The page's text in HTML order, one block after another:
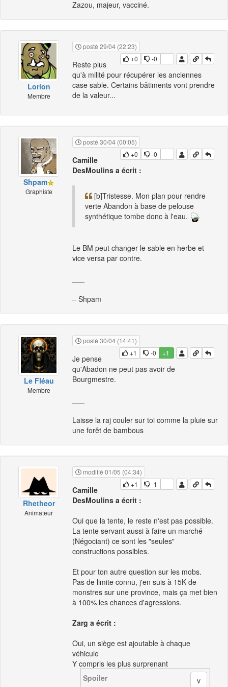
Zazou, majeur, vacciné.
Lorion
Membre
posté 29/04 (22:23)
+0
-0
Reste plus
qu'à milité pour récupérer les anciennes
case sable. Certains bâtiments vont prendre
de la valeur...
Shpam
Graphiste
posté 30/04 (00:05)
+0
-0
Camille
DesMoulins a écrit :
[b]Tristesse. Mon plan pour rendre
verte Abandon à base de pelouse
synthétique tombe donc à l'eau.
Le BM peut changer le sable en herbe et
vice versa par contre.
– Shpam
Le Fléau
Membre
posté 30/04 (14:41)
+1
-0 +1
Je pense
qu'Abadon ne peut pas avoir de
Bourgmestre.
Laisse la raj couler sur toi comme la pluie sur
une forêt de bambous
Rhetheor
Animateur
modifié 01/05 (04:34)
+1
-1
Camille
DesMoulins a écrit :
Oui que la tente, le reste n'est pas possible.
La tente servant aussi à faire un marché
(Négociant) ce sont les "seules"
constructions possibles.
Et pour ton autre question sur les mobs.
Pas de limite connu, j'en suis à 15K de
monstres sur une province, mais ça met bien
à 100% les chances d'agressions.
Zarg a écrit :
Oui, un siège est ajoutable à chaque
véhicule
Y compris les plus surprenant
Spoiler